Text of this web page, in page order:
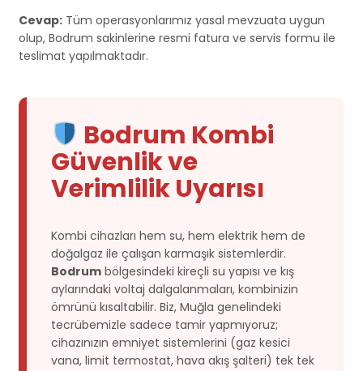
Cevap: Tüm operasyonlarımız yasal mevzuata uygun
olup, Bodrum sakinlerine resmi fatura ve servis formu ile
teslimat yapılmaktadır.
Bodrum Kombi
Güvenlik ve
Verimlilik Uyarısı
Kombi cihazları hem su, hem elektrik hem de
doğalgaz ile çalışan karmaşık sistemlerdir.
Bodrum bölgesindeki kireçli su yapısı ve kış
aylarındaki voltaj dalgalanmaları, kombinizin
ömrünü kısaltabilir. Biz, Muğla genelindeki
tecrübemizle sadece tamir yapmıyoruz;
cihazınızın emniyet sistemlerini (gaz kesici
vana, limit termostat, hava akış şalteri) tek tek